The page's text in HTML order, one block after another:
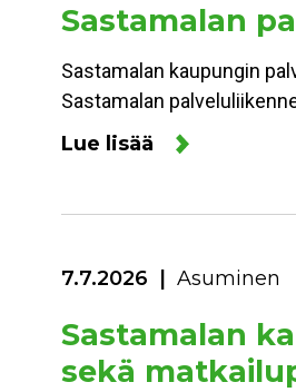
Sastamalan
Sastamalan kaupungin
Sastamalan
Lue lisää
7.7.2026 Asuminen
Sastamalan
sekä